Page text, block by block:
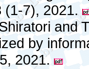
(1-7), 2021.
and
by
2021.